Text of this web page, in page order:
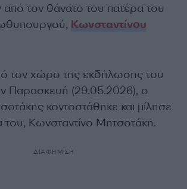
τον θάνατο του πατέρα του
Κωνσταντίνου
τον χώρο της εκδήλωσης του
Παρασκευή (29.05.2026), ο
κοντοστάθηκε και μίλησε
του, Κωνσταντίνο Μητσοτάκη.
ΔΙΑΦΗΜΙΣΗ